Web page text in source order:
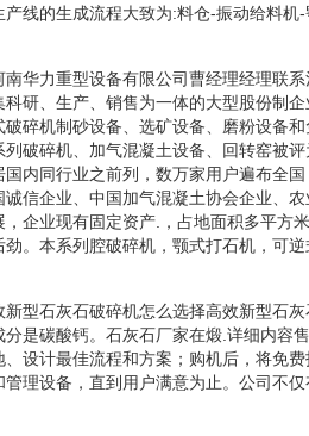
线的生成流程大致为:料仓-振动给料
华力重型设备有限公司曹经理经理联
研、生产、销售为一体的大型股份制
碎机制砂设备、选矿设备、磨粉设备
破碎机、加气混凝土设备、回转窑被
内同行业之前列，数万家用户遍布全
信企业、中国加气混凝土协会企业、
企业现有固定资产.，占地面积多平方
劲。本系列腔破碎机，颚式打石机，可
型石灰石破碎机怎么选择高效新型石
是碳酸钙。石灰石厂家在煅.详细内容
设计最佳流程和方案；购机后，将免
管理设备，直到用户满意为止。公司不